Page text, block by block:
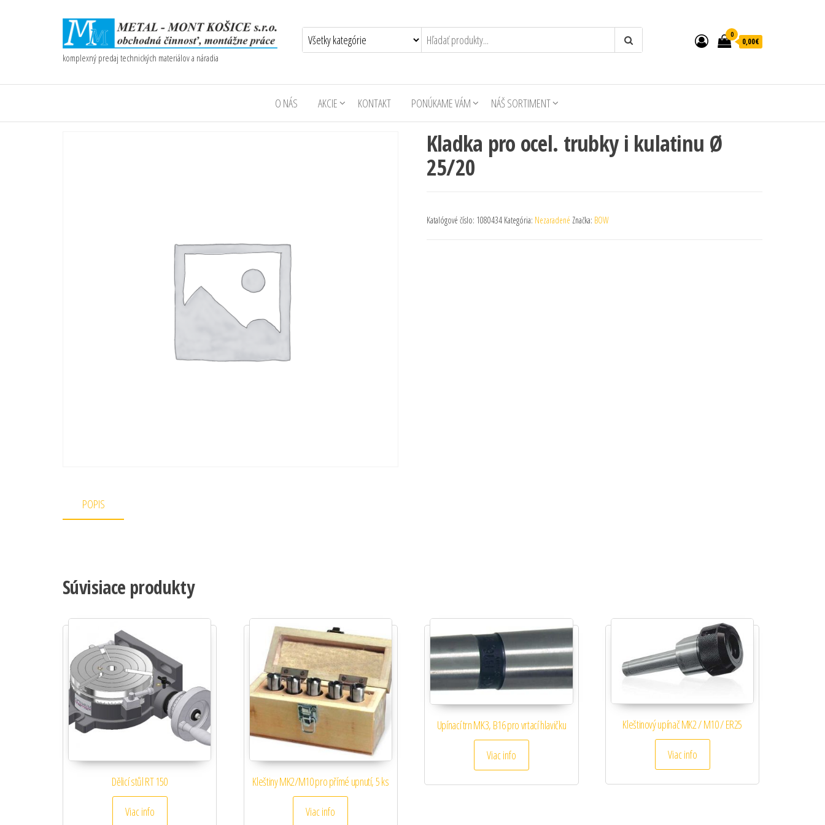
komplexný predaj technických materiálov a náradia
0
0,00€
O NÁS AKCIE KONTAKT PONÚKAME VÁM NÁŠ SORTIMENT
Kladka pro ocel. trubky i kulatinu Ø
25/20
Katalógové číslo: 1080434 Kategória: Nezaradené Značka: BOW
POPIS
Súvisiace produkty
Dělicí stůl RT 150
Viac info
Kleštiny MK2/M10 pro přímé upnutí, 5 ks
Viac info
Upínací trn MK3, B16 pro vrtací hlavičku
Viac info
Kleštinový upínač MK2 / M10 / ER25
Viac info